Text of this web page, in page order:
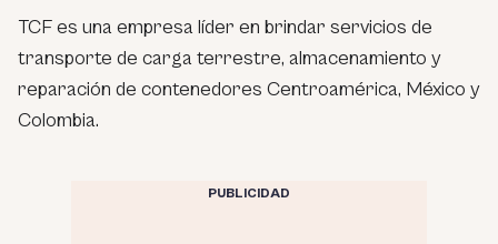
TCF es una empresa líder en brindar servicios de
transporte de carga terrestre, almacenamiento y
reparación de contenedores Centroamérica, México y
Colombia.
PUBLICIDAD